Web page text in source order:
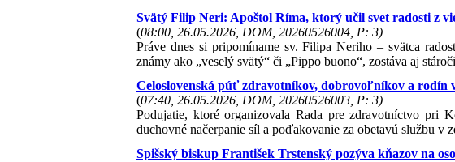
Svätý Filip Neri: Apoštol Ríma, ktorý učil svet radosti z
(08:00, 26.05.2026, DOM, 20260526004, P: 3)
Práve dnes si pripomíname sv. Filipa Neriho – svätca
známy ako „veselý svätý“ či „Pippo buono“, zostáva aj
Celoslovenská púť zdravotníkov, dobrovoľníkov a rodín
(07:40, 26.05.2026, DOM, 20260526003, P: 3)
Podujatie, ktoré organizovala Rada pre zdravotníctvo pri
duchovné načerpanie síl a poďakovanie za obetavú službu v
Spišský biskup František Trstenský pozýva kňazov na